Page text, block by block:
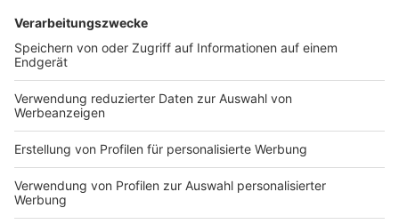
Für alle Mädels, die gerne mal Sticken lernen möchten,
gibt es am Sonntag"Stick und Yap"vom Frauen-
Netzwerk DUS ist Liebe im WOHNZ1MMER. Dabei
werden sowohl die Grundlagen gezeigt, als auch
verschiedene Techniken, mit denen zum Beispiel
Socken bestickt werden können. Los geht's um 16:30
Uhr. Tickets gibt's online für 40 Euro.
Anzeige